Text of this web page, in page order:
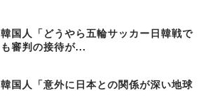
韓国人「どうやら五輪サッカー日韓戦で
も審判の接待が...
韓国人「意外に日本との関係が深い地球